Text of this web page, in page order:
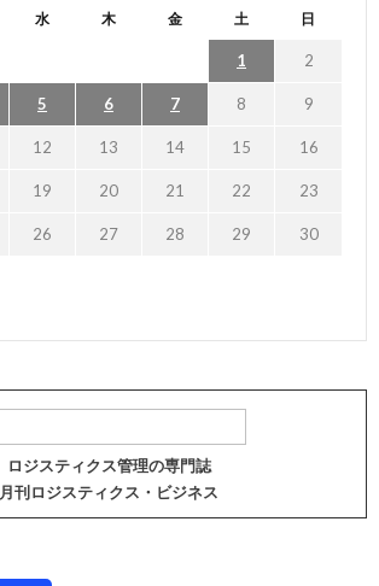
水 木 金 土 日
1 2
5 6 7 8 9
12 13 14 15 16
19 20 21 22 23
26 27 28 29 30
ロジスティクス管理の専門誌
月刊ロジスティクス・ビジネス